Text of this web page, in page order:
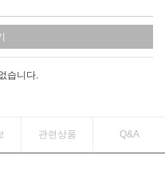
습니다.
관련상품 Q&A